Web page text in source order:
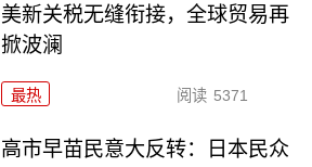
美新关税无缝衔接，全球贸易再
掀波澜
最热 阅读 5371
高市早苗民意大反转：日本民众